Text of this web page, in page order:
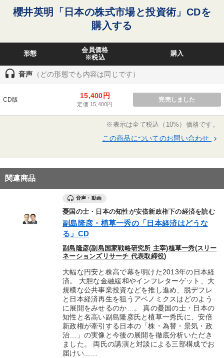
櫻井英明「日本の株式市場と投資術」CDを
購入する
形態
会員価格
※税込
購入
headset 音声 （どの形態でも内容は同じです）
CD版 15,400円
定価 15,400円
完売しました
※表示は全て税込（10%）価格です。
この商品についてのお問い合わせ keyboard_arrow_right
関連商品
音声・動画
憂国の士・日本の知性が安倍新政権下の経済を読む
副島隆彦・植草一秀の「日本経済はどうな
る」CD
副島隆彦(副島国家戦略研究所 主宰)植草一秀(スリー
ネーションズリサーチ 代表取締役)
大幅な円安と株高で幕を明けた2013年の日本経
済。 大胆な金融緩和やインフレターゲット、大
規模な公共事業投資などを推し進め、脱デフレ
と日本経済再生を狙うアベノミクスはどのよう
に展開をみせるのか…。 真の憂国の士・日本の
知性と名高い副島隆彦氏と植草一秀氏に、安倍
新政権が牽引する日本の「株・為替・景気・政
治…」の実像と今後の展開を徹底分析いただき
ました。 両氏の講演と対談による三部構成でお
届けい...…